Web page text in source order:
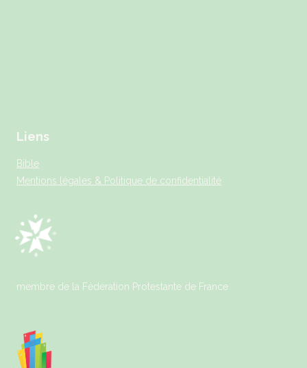
Liens
Bible
Mentions légales & Politique de confidentialité
membre de la Fédération Protestante de France